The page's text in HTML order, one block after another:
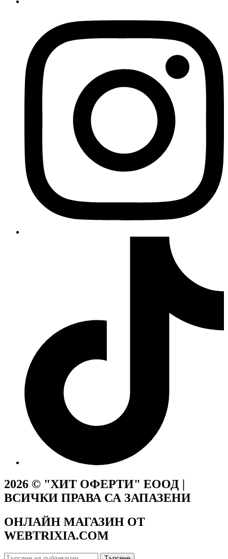
2026 © "ХИТ ОФЕРТИ" ЕООД |
ВСИЧКИ ПРАВА СА ЗАПАЗЕНИ
ОНЛАЙН МАГАЗИН ОТ
WEBTRIXIA.COM